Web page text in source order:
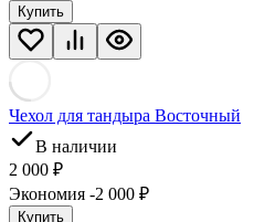
Купить
Чехол для тандыра Восточный
В наличии
2 000 ₽
Экономия -2 000 ₽
Купить